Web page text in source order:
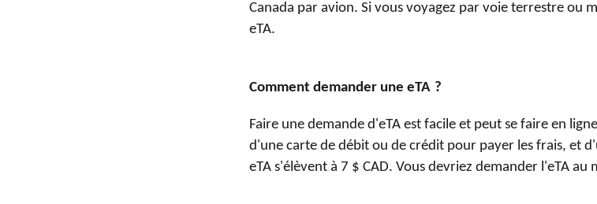
Canada par avion. Si vous voyagez par voie terrestre ou
eTA.
Comment demander une eTA ?
Faire une demande d'eTA est facile et peut se faire en
d'une carte de débit ou de crédit pour payer les frais, et
eTA s'élèvent à 7 $ CAD. Vous devriez demander l'eTA